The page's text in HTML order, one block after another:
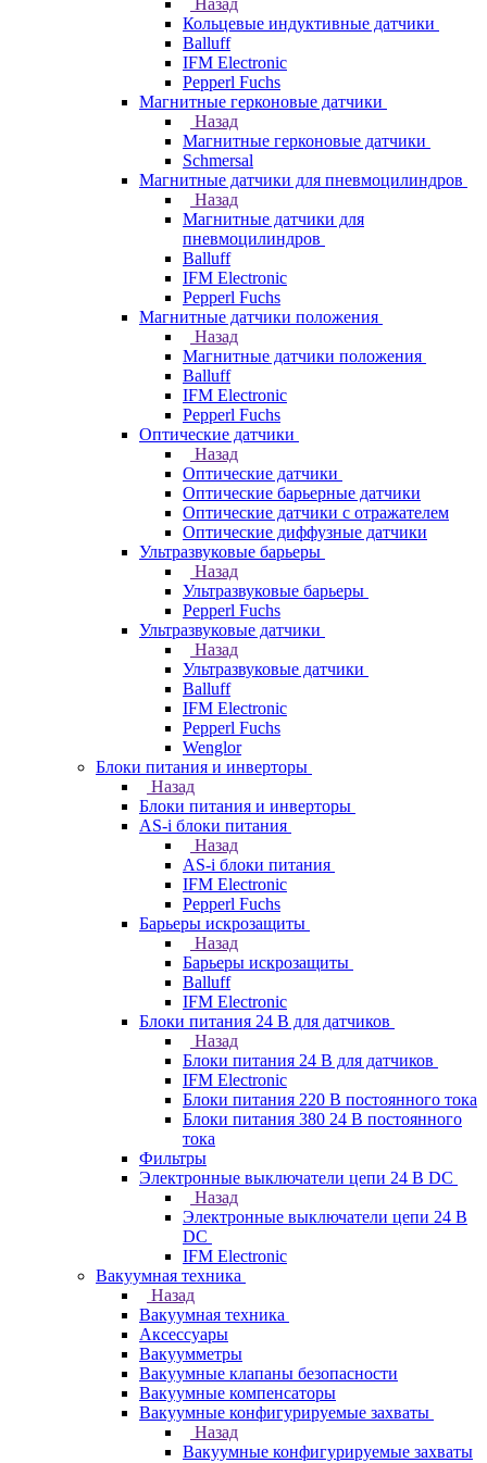
Назад
Кольцевые индуктивные датчики
Balluff
IFM Electronic
Pepperl Fuchs
Магнитные герконовые датчики
Назад
Магнитные герконовые датчики
Schmersal
Магнитные датчики для пневмоцилиндров
Назад
Магнитные датчики для
пневмоцилиндров
Balluff
IFM Electronic
Pepperl Fuchs
Магнитные датчики положения
Назад
Магнитные датчики положения
Balluff
IFM Electronic
Pepperl Fuchs
Оптические датчики
Назад
Оптические датчики
Оптические барьерные датчики
Оптические датчики с отражателем
Оптические диффузные датчики
Ультразвуковые барьеры
Назад
Ультразвуковые барьеры
Pepperl Fuchs
Ультразвуковые датчики
Назад
Ультразвуковые датчики
Balluff
IFM Electronic
Pepperl Fuchs
Wenglor
Блоки питания и инверторы
Назад
Блоки питания и инверторы
AS-i блоки питания
Назад
AS-i блоки питания
IFM Electronic
Pepperl Fuchs
Барьеры искрозащиты
Назад
Барьеры искрозащиты
Balluff
IFM Electronic
Блоки питания 24 В для датчиков
Назад
Блоки питания 24 В для датчиков
IFM Electronic
Блоки питания 220 В постоянного тока
Блоки питания 380 24 В постоянного
тока
Фильтры
Электронные выключатели цепи 24 В DC
Назад
Электронные выключатели цепи 24 В
DC
IFM Electronic
Вакуумная техника
Назад
Вакуумная техника
Аксессуары
Вакуумметры
Вакуумные клапаны безопасности
Вакуумные компенсаторы
Вакуумные конфигурируемые захваты
Назад
Вакуумные конфигурируемые захваты